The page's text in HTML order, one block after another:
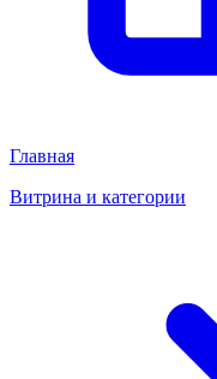
Главная
Витрина и категории